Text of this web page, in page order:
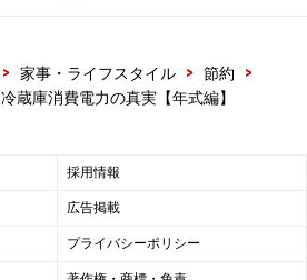
> 家事・ライフスタイル > 節約
>
冷蔵庫消費電力の真実【年式編】
採用情報
広告掲載
プライバシーポリシー